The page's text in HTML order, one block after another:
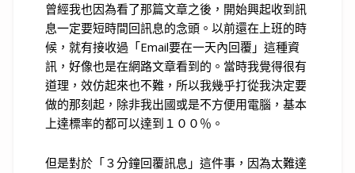
曾經我也因為看了那篇文章之後，開始興起收到訊
息一定要短時間回訊息的念頭。以前還在上班的時
候，就有接收過「Email要在一天內回覆」這種資
訊，好像也是在網路文章看到的。當時我覺得很有
道理，效仿起來也不難，所以我幾乎打從我決定要
做的那刻起，除非我出國或是不方便用電腦，基本
上達標率的都可以達到１００％。
但是對於「３分鐘回覆訊息」這件事，因為太難達